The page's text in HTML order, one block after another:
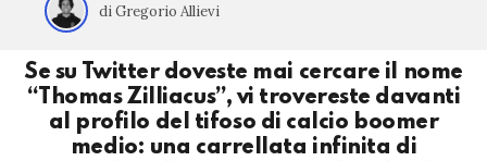
di Gregorio Allievi
Se su Twitter doveste mai cercare il nome
“Thomas Zilliacus”, vi trovereste davanti
al profilo del tifoso di calcio boomer
medio: una carrellata infinita di